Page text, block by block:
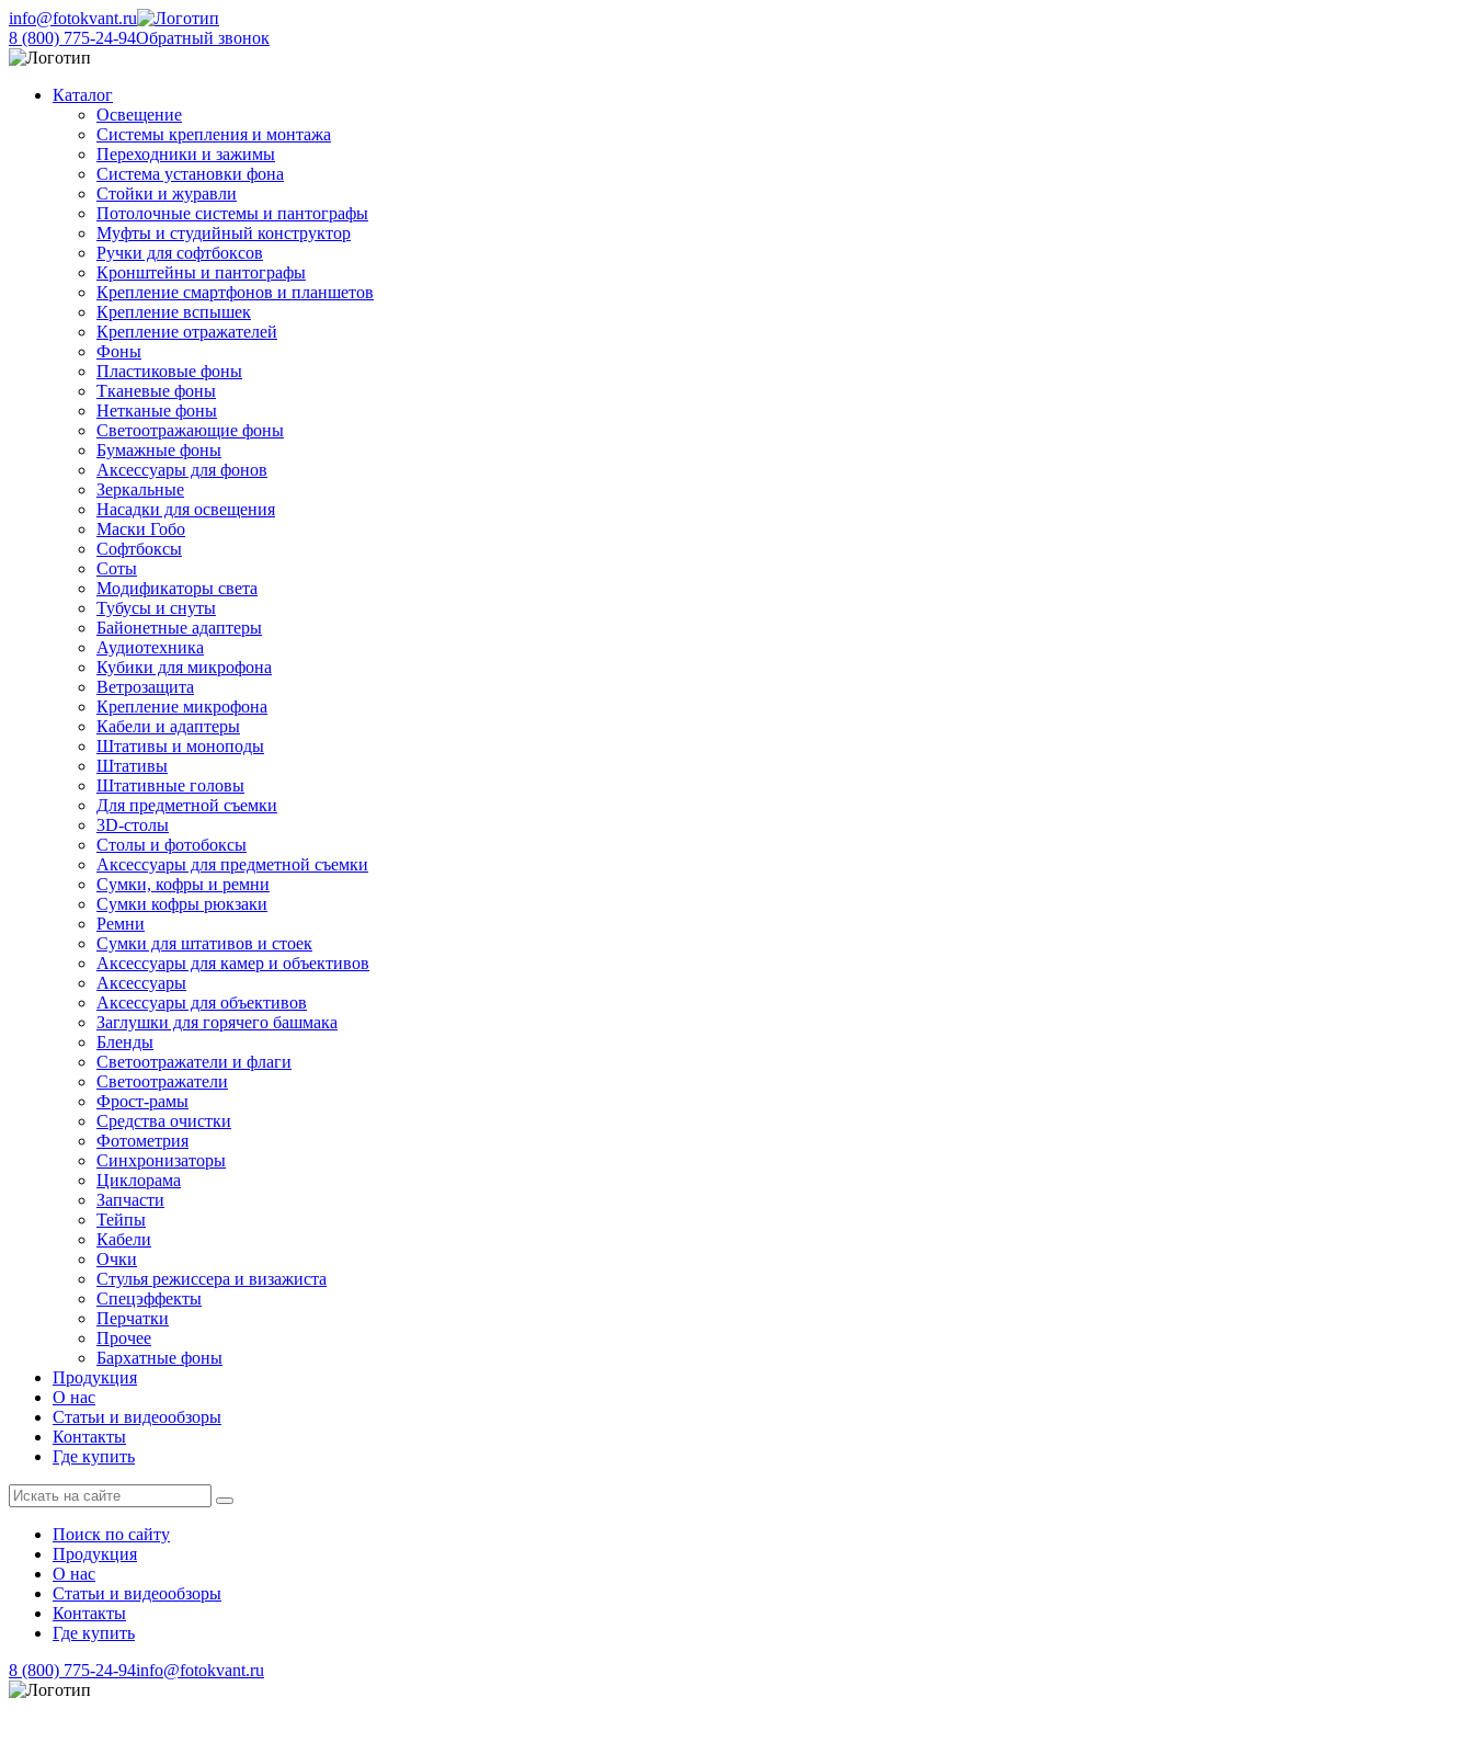
info@fotokvant.ru
8 (800) 775-24-94Обратный звонок
Каталог
Освещение
Системы крепления и монтажа
Переходники и зажимы
Система установки фона
Стойки и журавли
Потолочные системы и пантографы
Муфты и студийный конструктор
Ручки для софтбоксов
Кронштейны и пантографы
Крепление смартфонов и планшетов
Крепление вспышек
Крепление отражателей
Фоны
Пластиковые фоны
Тканевые фоны
Нетканые фоны
Светоотражающие фоны
Бумажные фоны
Аксессуары для фонов
Зеркальные
Насадки для освещения
Маски Гобо
Софтбоксы
Соты
Модификаторы света
Тубусы и снуты
Байонетные адаптеры
Аудиотехника
Кубики для микрофона
Ветрозащита
Крепление микрофона
Кабели и адаптеры
Штативы и моноподы
Штативы
Штативные головы
Для предметной съемки
3D-столы
Столы и фотобоксы
Аксессуары для предметной съемки
Сумки, кофры и ремни
Сумки кофры рюкзаки
Ремни
Сумки для штативов и стоек
Аксессуары для камер и объективов
Аксессуары
Аксессуары для объективов
Заглушки для горячего башмака
Бленды
Светоотражатели и флаги
Светоотражатели
Фрост-рамы
Средства очистки
Фотометрия
Синхронизаторы
Циклорама
Запчасти
Тейпы
Кабели
Очки
Стулья режиссера и визажиста
Спецэффекты
Перчатки
Прочее
Бархатные фоны
Продукция
О нас
Статьи и видеообзоры
Контакты
Где купить
Поиск по сайту
Продукция
О нас
Статьи и видеообзоры
Контакты
Где купить
8 (800) 775-24-94info@fotokvant.ru